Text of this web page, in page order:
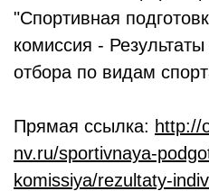
"Спортивная
комиссия -
отбора по видам
Прямая ссылка: http://
nv.ru/sportivnaya-
komissiya/rezultaty-